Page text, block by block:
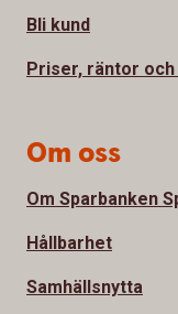
Bli kund
Priser, räntor
Om oss
Om Sparbanken
Hållbarhet
Samhällsnytta